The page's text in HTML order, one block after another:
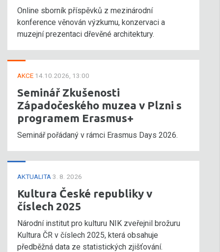
Online sborník příspěvků z mezinárodní
konference věnován výzkumu, konzervaci a
muzejní prezentaci dřevěné architektury.
AKCE 14.10.2026, 13:00
Seminář Zkušenosti
Západočeského muzea v Plzni s
programem Erasmus+
Seminář pořádaný v rámci Erasmus Days 2026.
AKTUALITA 3. 8. 2026
Kultura České republiky v
číslech 2025
Národní institut pro kulturu NIK zveřejnil brožuru
Kultura ČR v číslech 2025, která obsahuje
předběžná data ze statistických zjišťování.